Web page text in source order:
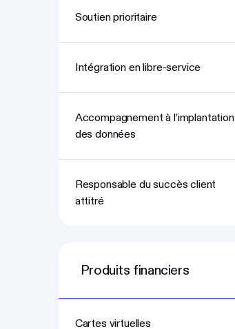
Soutien prioritaire
Intégration en libre-service
Accompagnement à l’implantation
des données
Responsable du succès client
attitré
Produits financiers
Cartes virtuelles